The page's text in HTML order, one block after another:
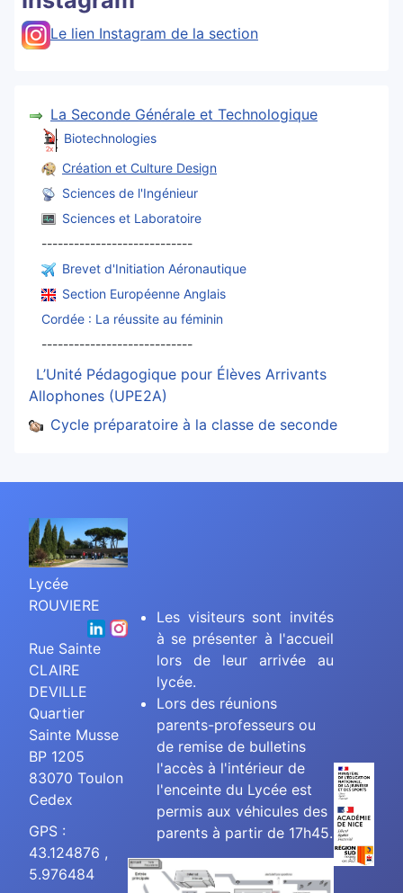
Le lien Instagram de la section
La Seconde Générale et Technologique
Biotechnologies
Création et Culture Design
Sciences de l'Ingénieur
Sciences et Laboratoire
----------------------------
Brevet d'Initiation Aéronautique
Section Européenne Anglais
Cordée : La réussite au féminin
----------------------------
L’Unité Pédagogique pour Élèves Arrivants
Allophones (UPE2A)
Cycle préparatoire à la classe de seconde
Lycée
ROUVIERE
Rue Sainte
CLAIRE
DEVILLE
Quartier
Sainte Musse
BP 1205
83070 Toulon
Cedex
GPS :
43.124876 ,
5.976484
Les visiteurs sont invités
à se présenter à l'accueil
lors de leur arrivée au
lycée.
Lors des réunions
parents-professeurs ou
de remise de bulletins
l'accès à l'intérieur de
l'enceinte du Lycée est
permis aux véhicules des
parents à partir de 17h45.